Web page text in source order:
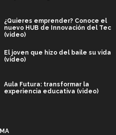
¿Quieres emprender? Conoce el
nuevo HUB de Innovación del Tec
(video)
El joven que hizo del baile su vida
(video)
Aula Futura: transformar la
experiencia educativa (video)